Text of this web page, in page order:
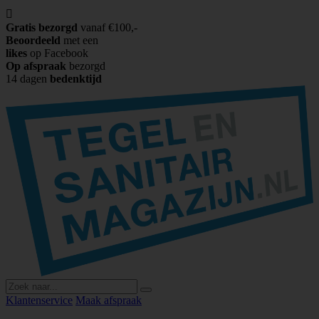

Gratis bezorgd vanaf €100,-
Beoordeeld met een
likes op Facebook
Op afspraak bezorgd
14 dagen bedenktijd
Klantenservice Maak afspraak